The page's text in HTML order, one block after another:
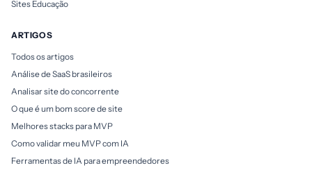
Sites Educação
ARTIGOS
Todos os artigos
Análise de SaaS brasileiros
Analisar site do concorrente
O que é um bom score de site
Melhores stacks para MVP
Como validar meu MVP com IA
Ferramentas de IA para empreendedores